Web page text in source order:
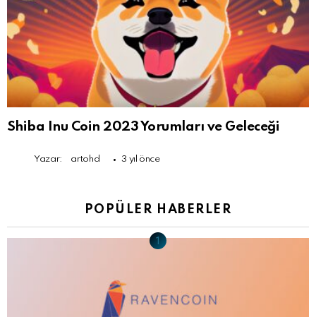
Shiba Inu Coin 2023 Yorumları ve Geleceği
Yazar: artohd 3 yıl önce
POPÜLER HABERLER